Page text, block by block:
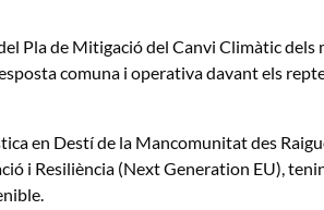
Pla de Mitigació del Canvi Climàtic dels
comuna i operativa davant els
en Destí de la Mancomunitat des
i Resiliència (Next Generation EU),